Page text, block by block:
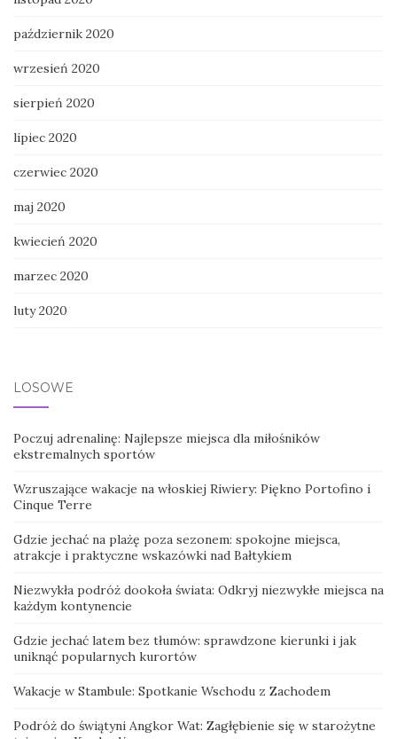
październik 2020
wrzesień 2020
sierpień 2020
lipiec 2020
czerwiec 2020
maj 2020
kwiecień 2020
marzec 2020
luty 2020
LOSOWE
Poczuj adrenalinę: Najlepsze miejsca dla miłośników
ekstremalnych sportów
Wzruszające wakacje na włoskiej Riwiery: Piękno Portofino i
Cinque Terre
Gdzie jechać na plażę poza sezonem: spokojne miejsca,
atrakcje i praktyczne wskazówki nad Bałtykiem
Niezwykła podróż dookoła świata: Odkryj niezwykłe miejsca na
każdym kontynencie
Gdzie jechać latem bez tłumów: sprawdzone kierunki i jak
uniknąć popularnych kurortów
Wakacje w Stambule: Spotkanie Wschodu z Zachodem
Podróż do świątyni Angkor Wat: Zagłębienie się w starożytne